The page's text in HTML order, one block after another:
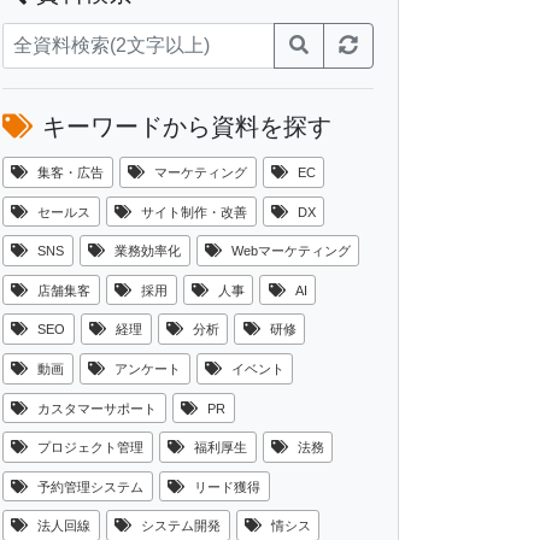
キーワードから資料を探す
集客・広告 マーケティング EC
セールス サイト制作・改善 DX
SNS 業務効率化 Webマーケティング
店舗集客 採用 人事 AI
SEO 経理 分析 研修
動画 アンケート イベント
カスタマーサポート PR
プロジェクト管理 福利厚生 法務
予約管理システム リード獲得
法人回線 システム開発 情シス